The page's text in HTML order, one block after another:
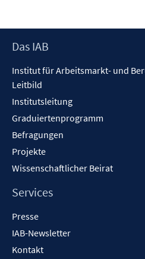
Footer
Das IAB
Institut für Arbeitsmarkt- und
Leitbild
Institutsleitung
Graduiertenprogramm
Befragungen
Projekte
Wissenschaftlicher Beirat
Services
Presse
IAB-Newsletter
Kontakt